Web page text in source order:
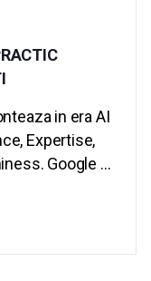
in era AI
Expertise,
Google a